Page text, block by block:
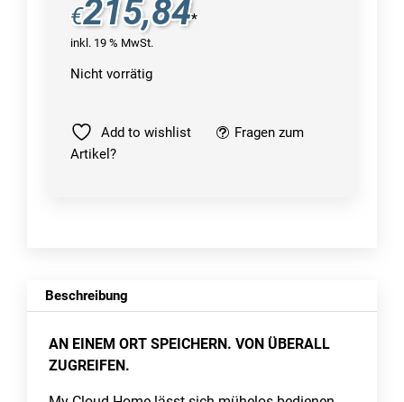
€215,84*
inkl. 19 % MwSt.
Nicht vorrätig
Add to wishlist
Fragen zum
Artikel?
Beschreibung
AN EINEM ORT SPEICHERN. VON ÜBERALL
ZUGREIFEN.